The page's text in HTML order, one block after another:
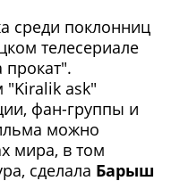
среди поклонниц
телесериале
ask"
фан-группы и
можно
мира, в том
сделала Барыш